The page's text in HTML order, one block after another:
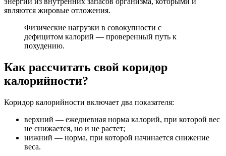
являются жировые отложения.
Физические нагрузки в совокупности с
дефицитом калорий — проверенный путь к
похудению.
Как рассчитать свой коридор
калорийности?
Коридор калорийности включает два показателя:
верхний — ежедневная норма калорий, при которой вес
не снижается, но и не растет;
нижний — норма, при которой начинается снижение
веса.